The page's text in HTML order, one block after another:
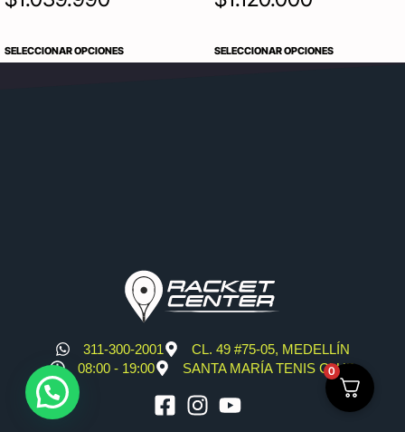
SELECCIONAR OPCIONES SELECCIONAR OPCIONES
311-300-2001
CL. 49 #75-05, MEDELLÍN
08:00 - 19:00
SANTA MARÍA TENIS CLUB
0